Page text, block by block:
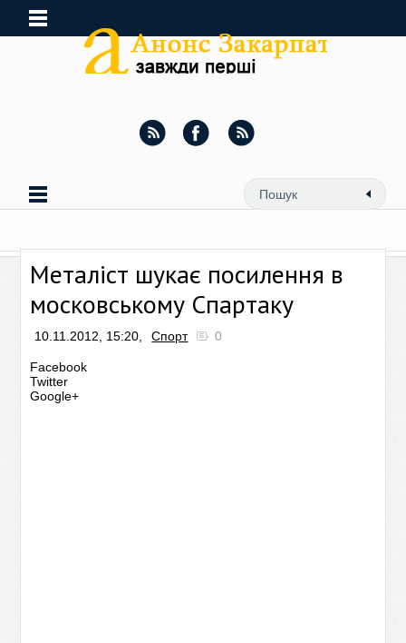
Металіст шукає посилення в
московському Спартаку
10.11.2012, 15:20, Спорт 0
Facebook
Twitter
Google+